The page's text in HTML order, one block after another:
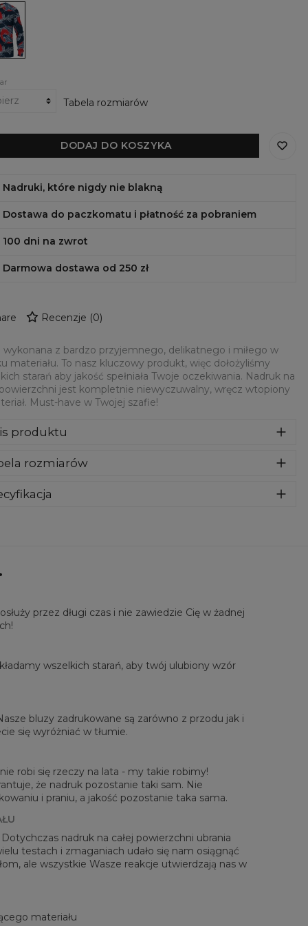
Tabela rozmiarów
DODAJ DO KOSZYKA
Nadruki, które nigdy nie blakną
Dostawa do paczkomatu i płatność za pobraniem
100 dni na zwrot
Darmowa dostawa od 250 zł
Recenzje (0)
wykonana z bardzo przyjemnego, delikatnego i miłego w
materiału. To nasz kluczowy produkt, więc dołożyliśmy
starań aby jakość spełniała Twoje oczekiwania. Nadruk na
powierzchni jest kompletnie niewyczuwalny, wręcz wtopiony
Must-have w Twojej szafie!
produktu
z wysokiej jakości nadrukiem z przodu i z tyłu.
Trwałe, wzmocnione szwy są kolorowe, aby zachować
rozmiarów
rękawów
63 64 65 66 66
przez długi czas i nie zawiedzie Cię w żadnej
wszelkich starań, aby twój ulubiony wzór
bluzy zadrukowane są zarówno z przodu jak i
się wyróżniać w tłumie.
robi się rzeczy na lata - my takie robimy!
że nadruk pozostanie taki sam. Nie
i praniu, a jakość pozostanie taka sama.
nadruk na całej powierzchni ubrania
testach i zmaganiach udało się nam osiągnąć
ale wszystkie Wasze reakcje utwierdzają nas w
materiału